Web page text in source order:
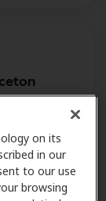
on its
in our
to our use
browsing